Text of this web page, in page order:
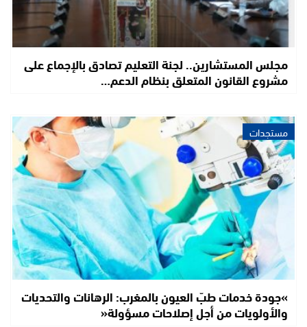
مجلس المستشارين.. لجنة التعليم تصادق بالإجماع على
مشروع القانون المتعلق بنظام الدعم…
مستجدات
»جودة خدمات طبّ العيون بالمغرب: الرهانات والتحديات
والأولويات من أجل إصلاحات مسؤولة«